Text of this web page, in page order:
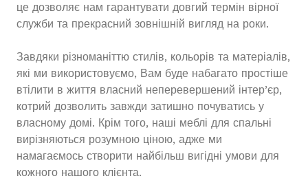
це дозволяє нам гарантувати довгий термін вірної
служби та прекрасний зовнішній вигляд на роки.
Завдяки різноманіттю стилів, кольорів та матеріалів,
які ми використовуємо, Вам буде набагато простіше
втілити в життя власний неперевершений інтер’єр,
котрий дозволить завжди затишно почуватись у
власному домі. Крім того, наші меблі для спальні
вирізняються розумною ціною, адже ми
намагаємось створити найбільш вигідні умови для
кожного нашого клієнта.